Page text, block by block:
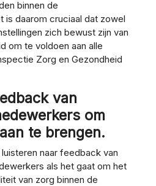
binnen de
is daarom cruciaal dat zowel
zich bewust zijn van
om te voldoen aan alle
Zorg en Gezondheid
van
om
te brengen.
naar feedback van
als het gaat om het
van zorg binnen de